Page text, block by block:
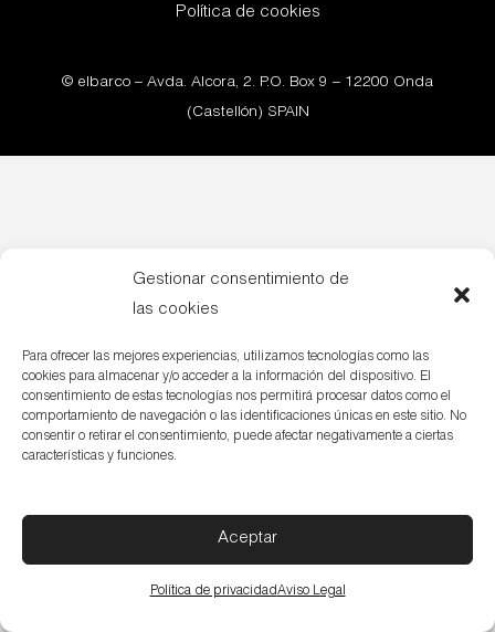
Gestionar consentimiento de
las cookies
Para ofrecer las mejores experiencias, utilizamos tecnologías como las
cookies para almacenar y/o acceder a la información del dispositivo. El
consentimiento de estas tecnologías nos permitirá procesar datos como el
comportamiento de navegación o las identificaciones únicas en este sitio. No
consentir o retirar el consentimiento, puede afectar negativamente a ciertas
características y funciones.
Aceptar
Política de privacidadAviso Legal
Política de cookies
© elbarco – Avda. Alcora, 2. P.O. Box 9 – 12200 Onda
(Castellón) SPAIN